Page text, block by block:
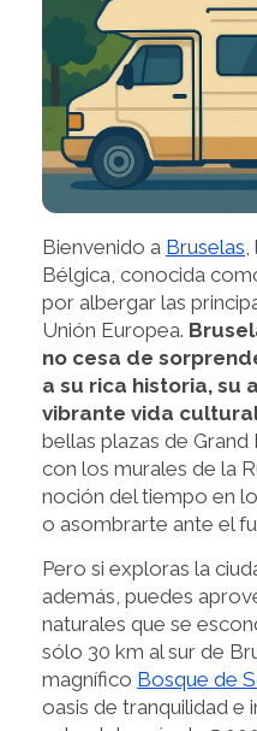
Bienvenido a Bruselas,
Bélgica, conocida
por albergar las
Unión Europea.
no cesa de
a su rica historia, su
vibrante vida
bellas plazas de
con los murales de la
noción del tiempo en
o asombrarte ante el
Pero si exploras la
además, puedes
naturales que se
sólo 30 km al sur de
magnífico Bosque de
oasis de tranquilidad e